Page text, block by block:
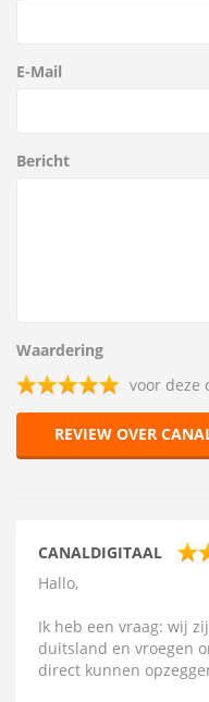
E-Mail
Bericht
Waardering
voor deze
REVIEW OVER
CANALDIGITAAL
Hallo,
Ik heb een vraag: wij
duitsland en vroegen
direct kunnen